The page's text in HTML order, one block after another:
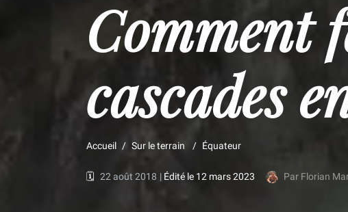
Comment
cascades
Accueil Sur le terrain Équateur
🗓️ 22 août 2018 | Édité le 12 mars 2023 Par Florian